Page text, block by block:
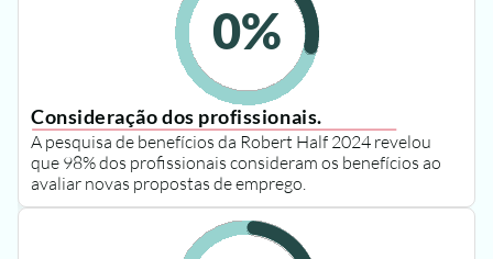
0%
Consideração dos profissionais.
A pesquisa de benefícios da Robert Half 2024 revelou
que 98% dos profissionais consideram os benefícios ao
avaliar novas propostas de emprego.